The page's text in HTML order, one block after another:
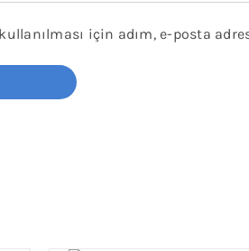
için adım, e-posta